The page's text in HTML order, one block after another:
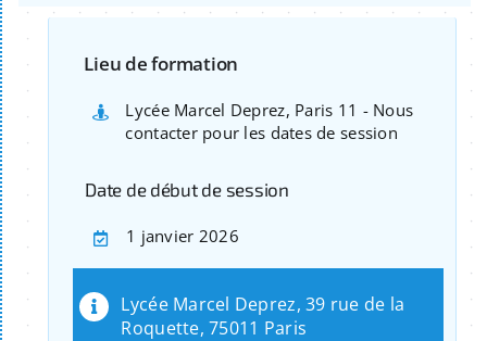
Lieu de formation
Lycée Marcel Deprez, Paris 11 - Nous
contacter pour les dates de session
Date de début de session
1 janvier 2026
Lycée Marcel Deprez, 39 rue de la
Roquette, 75011 Paris